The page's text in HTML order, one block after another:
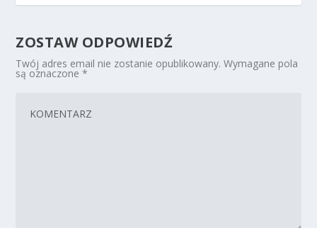
ZOSTAW ODPOWIEDŹ
Twój adres email nie zostanie opublikowany. Wymagane pola
są oznaczone*